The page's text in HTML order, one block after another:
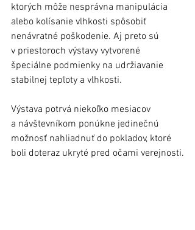
ktorých môže nesprávna manipulácia
alebo kolísanie vlhkosti spôsobiť
nenávratné poškodenie. Aj preto sú
v priestoroch výstavy vytvorené
špeciálne podmienky na udržiavanie
stabilnej teploty a vlhkosti.
Výstava potrvá niekoľko mesiacov
a návštevníkom ponúkne jedinečnú
možnosť nahliadnuť do pokladov, ktoré
boli doteraz ukryté pred očami verejnosti.